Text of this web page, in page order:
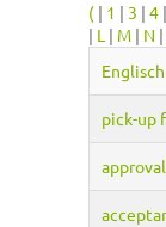
( | 1 | 3 | 4 |
| L | M | N |
Englisch
pick-up
approval